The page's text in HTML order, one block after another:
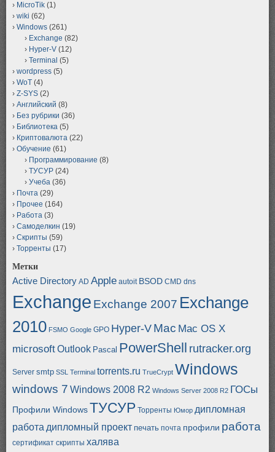
MicroTik (1)
wiki (62)
Windows (261)
Exchange (82)
Hyper-V (12)
Terminal (5)
wordpress (5)
WoT (4)
Z-SYS (2)
Английский (8)
Без рубрики (36)
Библиотека (5)
Криптовалюта (22)
Обучение (61)
Программирование (8)
ТУСУР (24)
Учеба (36)
Почта (29)
Прочее (164)
Работа (3)
Самоделкин (19)
Скрипты (59)
Торренты (17)
Метки
Active Directory AD Apple autoit BSOD CMD dns
Exchange Exchange 2007 Exchange
2010 FSMO Google GPO Hyper-V Mac Mac OS X
microsoftOutlook Pascal PowerShell rutracker.org
Server smtp SSL Terminal torrents.ru TrueCrypt Windows
windows 7 Windows 2008 R2 Windows Server 2008 R2 ГОСы
Профили WindowsТУСУР Торренты Юмор дипломная
работа дипломный проект печать почта профили работа
сертификат скрипты халява